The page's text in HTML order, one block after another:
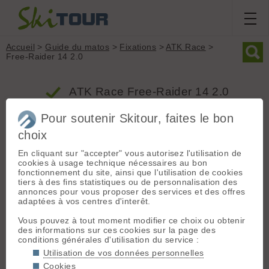
Accueil > Guide du matos > Fixations > ATK Race >
Free-Raider 14 2.0
ATK Race Free-Raider 14 2.0
Produit
Groupe : Fixations
Marque : ATK Race
Modèle : Free-Raider 14 2.0
Type : Freeride
Poids (la paire) : 790 grammes
Inserts : Non
Prix indicatif :629.00€- Ce produit n'est plus commercialisé
Description / Informations fabricant
Pour soutenir Skitour, faites le bon
choix
En cliquant sur "accepter" vous autorisez l'utilisation de
cookies à usage technique nécessaires au bon
fonctionnement du site, ainsi que l'utilisation de cookies
tiers à des fins statistiques ou de personnalisation des
annonces pour vous proposer des services et des offres
adaptées à vos centres d'interêt.
Vous pouvez à tout moment modifier ce choix ou obtenir
des informations sur ces cookies sur la page des
conditions générales d'utilisation du service :
Utilisation de vos données personnelles
Cookies